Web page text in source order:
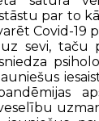
par to
Covid-19
sevi, taču